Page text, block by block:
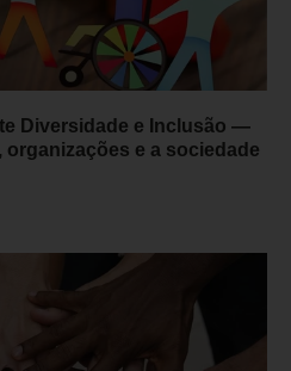
Diversidade e Inclusão —
e a sociedade